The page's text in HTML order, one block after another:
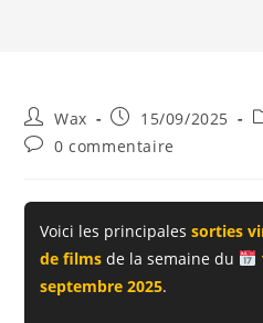
Auteur/autrice
de
la
Wax
Publication
publiée :
15/09/2025
Commentaires
publication :
0 commentaire
Voici les principalessorties
de films de la semaine du
septembre 2025.